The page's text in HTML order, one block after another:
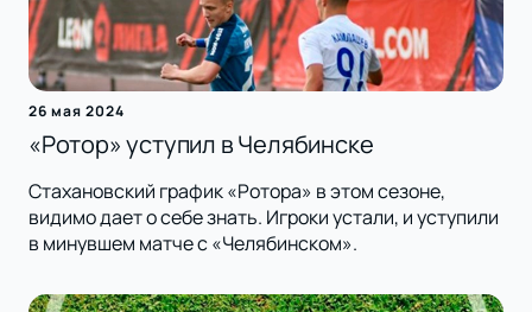
26 мая 2024
«Ротор» уступил в Челябинске
Стахановский график «Ротора» в этом сезоне,
видимо дает о себе знать. Игроки устали, и уступили
в минувшем матче с «Челябинском».